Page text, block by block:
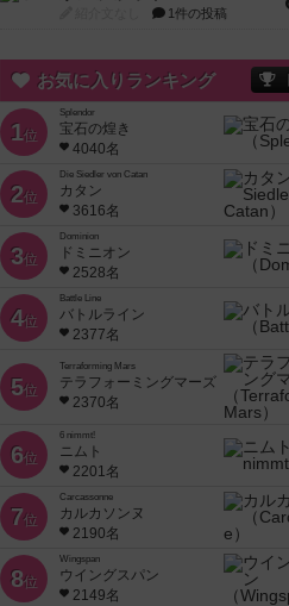
1件の投稿
お気に入りランキング
1位
Splendor
宝石の煌き
4040名
2位
Die Siedler von Catan
カタン
3616名
3位
Dominion
ドミニオン
2528名
4位
Battle Line
バトルライン
2377名
5位
Terraforming Mars
テラフォーミングマーズ
2370名
6位
6 nimmt!
ニムト
2201名
7位
Carcassonne
カルカソンヌ
2190名
8位
Wingspan
ウイングスパン
2149名